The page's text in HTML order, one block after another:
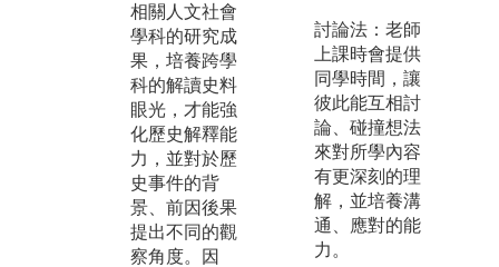
相關人文社會
學科的研究成
果，培養跨學
科的解讀史料
眼光，才能強
化歷史解釋能
力，並對於歷
史事件的背
景、前因後果
提出不同的觀
察角度。因
聯。
討論法：老師
上課時會提供
同學時間，讓
彼此能互相討
論、碰撞想法
來對所學內容
有更深刻的理
解，並培養溝
通、應對的能
力。